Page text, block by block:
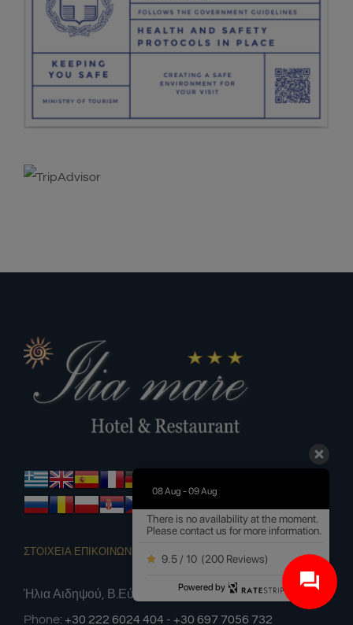
ΣΤΟΙΧΕΙΑ ΕΠΙΚΟΙΝΩΝΙΑΣ
Ήλια Αιδηψού, Β.Εύβοια
Phone: +30 222 6024 404 - +30 697 7056 732
08 Aug - 09 Aug
There is no availability at the moment.
Please contact us for more information.
9.5 / 10 (200 Reviews)
Powered by